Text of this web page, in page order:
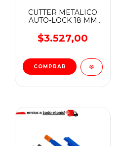
CUTTER METALICO
AUTO-LOCK 18 MM
$3.527,00